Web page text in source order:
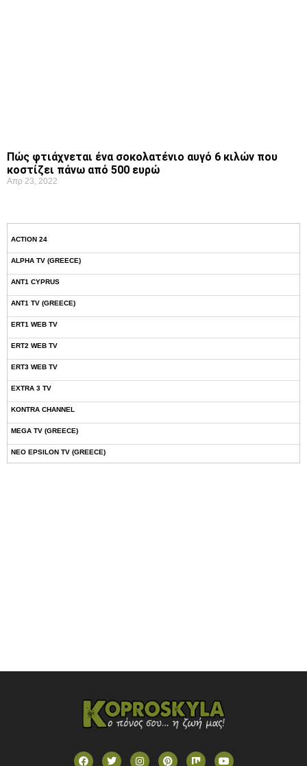
Πώς φτιάχνεται ένα σοκολατένιο αυγό 6 κιλών που
κοστίζει πάνω από 500 ευρώ
Απρ 23, 2022
ACTION 24
ALPHA TV (GREECE)
ANT1 CYPRUS
ANT1 TV (GREECE)
ERT1 WEB TV
ERT2 WEB TV
ERT3 WEB TV
EXTRA 3 TV
KONTRA CHANNEL
MEGA TV (GREECE)
NEO EPSILON TV (GREECE)